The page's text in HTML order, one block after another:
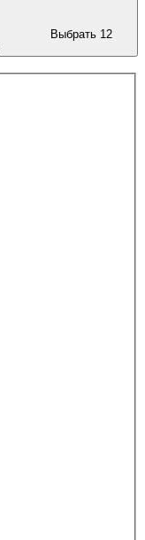
Выбрать 12